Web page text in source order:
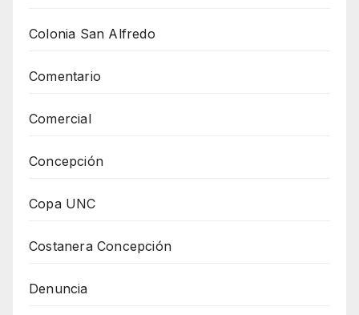
Colonia San Alfredo
Comentario
Comercial
Concepción
Copa UNC
Costanera Concepción
Denuncia